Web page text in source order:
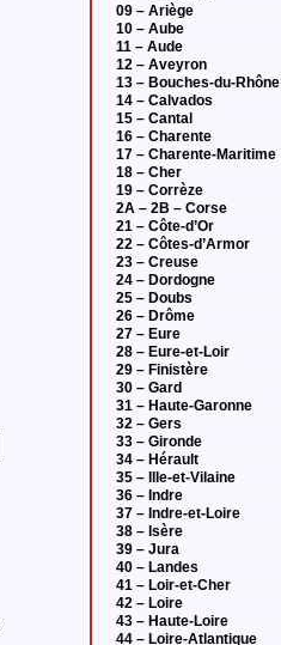
09 – Ariège
10 – Aube
11 – Aude
12 – Aveyron
13 – Bouches-du-Rhône
14 – Calvados
15 – Cantal
16 – Charente
17 – Charente-Maritime
18 – Cher
19 – Corrèze
2A – 2B – Corse
21 – Côte-d’Or
22 – Côtes-d’Armor
23 – Creuse
24 – Dordogne
25 – Doubs
26 – Drôme
27 – Eure
28 – Eure-et-Loir
29 – Finistère
30 – Gard
31 – Haute-Garonne
32 – Gers
33 – Gironde
34 – Hérault
35 – Ille-et-Vilaine
36 – Indre
37 – Indre-et-Loire
38 – Isère
39 – Jura
40 – Landes
41 – Loir-et-Cher
42 – Loire
43 – Haute-Loire
44 – Loire-Atlantique